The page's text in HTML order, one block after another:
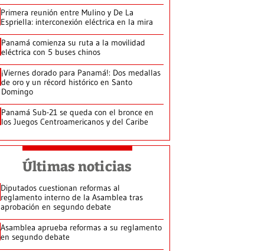
Primera reunión entre Mulino y De La
Espriella: interconexión eléctrica en la mira
Panamá comienza su ruta a la movilidad
eléctrica con 5 buses chinos
¡Viernes dorado para Panamá!: Dos medallas
de oro y un récord histórico en Santo
Domingo
Panamá Sub-21 se queda con el bronce en
los Juegos Centroamericanos y del Caribe
Últimas noticias
Diputados cuestionan reformas al
reglamento interno de la Asamblea tras
aprobación en segundo debate
Asamblea aprueba reformas a su reglamento
en segundo debate